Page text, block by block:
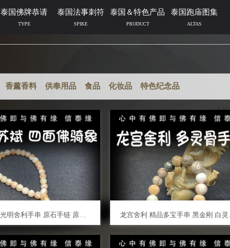
泰国佛牌恭请
TYPE
泰国法事刺符
SPIKE
泰国＆特色产品
PRODUCT
泰国跑庙图集
ALTAS
香薰香料 供奉用品 食品 化妆品 特色纪念品
龙宫舍利 光明舍利手串 原石手链 原矿金刚 泰国佛牌 龙宫舍利